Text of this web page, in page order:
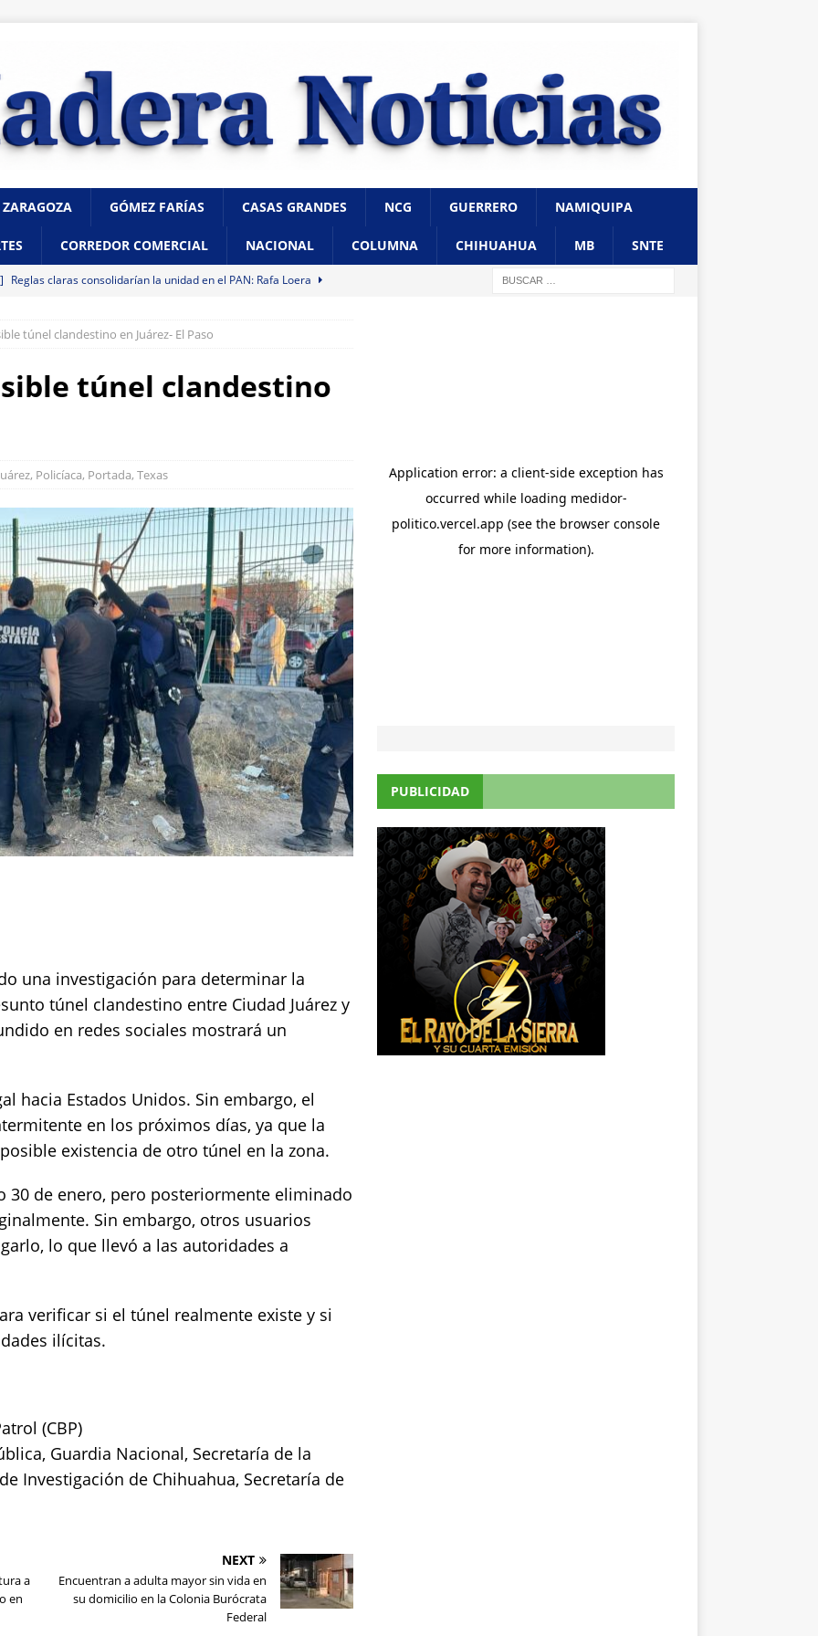
GÓMEZ FARÍAS CASAS GRANDES NCG GUERRERO NAMIQUIPA
CORREDOR COMERCIAL NACIONAL COLUMNA CHIHUAHUA MB SNTE
Reglas claras consolidarían la unidad en el PAN: Rafa Loera
] Localizan sin vida a un joven en vivienda de la colonia Ponce de
Alan Falomir se reúne con vecinos de El Saucito y lleva mensaje
] Destaca César Jáuregui la importancia de atender las colonias
CHIHUAHUA
túnel clandestino en Juárez- El Paso
túnel clandestino
, Policíaca, Portada, Texas
una investigación para determinar la
túnel clandestino entre Ciudad Juárez y
en redes sociales mostrará un
hacia Estados Unidos. Sin embargo, el
en los próximos días, ya que la
existencia de otro túnel en la zona.
30 de enero, pero posteriormente eliminado
Sin embargo, otros usuarios
lo que llevó a las autoridades a
verificar si el túnel realmente existe y si
ilícitas.
(CBP)
Guardia Nacional, Secretaría de la
Investigación de Chihuahua, Secretaría de
a
en
NEXT
Encuentran a adulta mayor sin vida en
su domicilio en la Colonia Burócrata
Federal
PUBLICIDAD